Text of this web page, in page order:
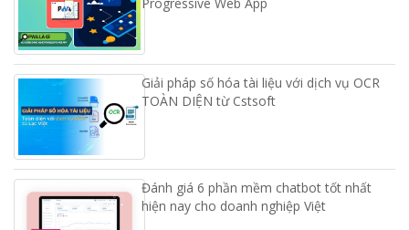
Progressive Web App
Giải pháp số hóa tài liệu với dịch vụ OCR
TOÀN DIỆN từ Cstsoft
Đánh giá 6 phần mềm chatbot tốt nhất
hiện nay cho doanh nghiệp Việt